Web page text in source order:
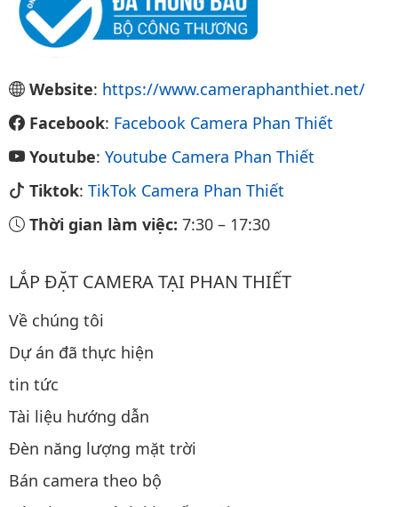
Website: https://www.cameraphanthiet.net/
Facebook: Facebook Camera Phan Thiết
Youtube: Youtube Camera Phan Thiết
Tiktok: TikTok Camera Phan Thiết
Thời gian làm việc: 7:30 – 17:30
LẮP ĐẶT CAMERA TẠI PHAN THIẾT
Về chúng tôi
Dự án đã thực hiện
tin tức
Tài liệu hướng dẫn
Đèn năng lượng mặt trời
Bán camera theo bộ